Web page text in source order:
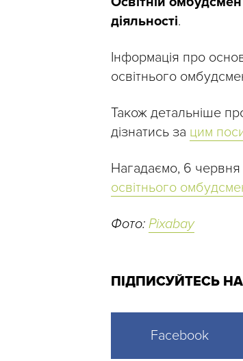
діяльності.
Інформація про
освітнього
Також детальніше
дізнатись за цим
Нагадаємо, 6
освітнього
Фото: Pixabay
ПІДПИСУЙТЕСЬ
Facebook